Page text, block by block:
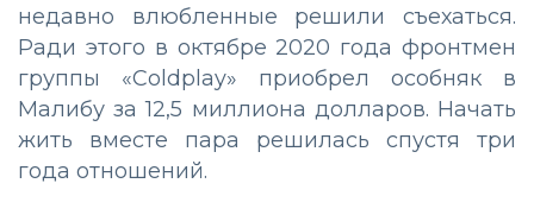
недавно влюбленные решили съехаться.
Ради этого в октябре 2020 года фронтмен
группы «Coldplay» приобрел особняк в
Малибу за 12,5 миллиона долларов. Начать
жить вместе пара решилась спустя три
года отношений.